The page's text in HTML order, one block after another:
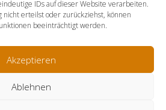
IDs auf dieser Website verarbeiten.
erteilst oder zurückziehst, können
beeinträchtigt werden.
Akzeptieren
Ablehnen
00 – 17.00 Uhr
und Feiertage
Aktuelles
Kontakt